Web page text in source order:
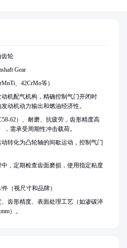
齿轮
Gear
、42CrMo等）
动机配气机构，精确控制气门开闭时
动机动力输出和燃油经济性。
62）、耐磨、抗疲劳，齿形精度高
，需承受周期性冲击载荷。
转化为凸轮轴的间歇运动，控制气门
，定期检查齿面磨损，使用指定粘度
件（视尺寸和品牌）
、齿形精度、表面处理工艺（如渗碳淬
）。